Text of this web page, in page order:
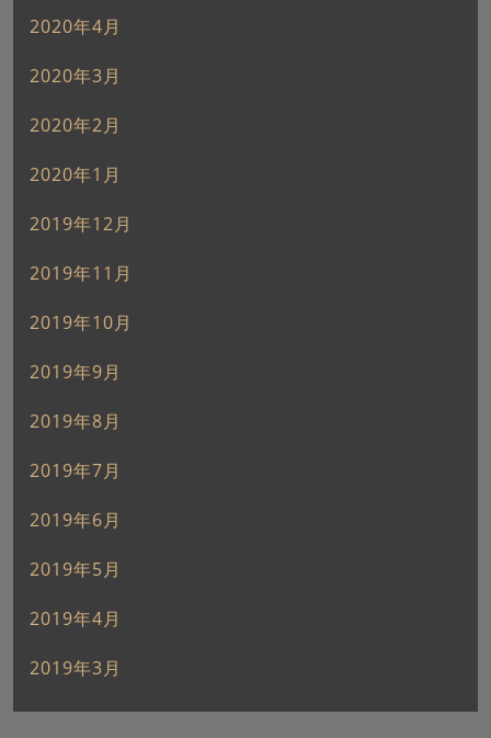
2020年4月
2020年3月
2020年2月
2020年1月
2019年12月
2019年11月
2019年10月
2019年9月
2019年8月
2019年7月
2019年6月
2019年5月
2019年4月
2019年3月